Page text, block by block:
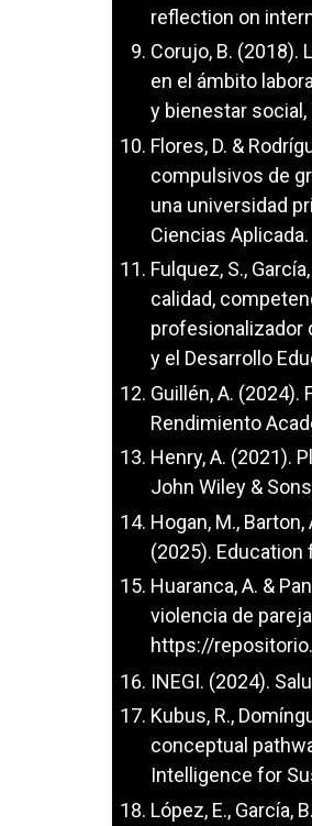
reflection on
Corujo, B. (2018).
en el ámbito
y bienestar social,
Flores, D. &
compulsivos de
una universidad
Ciencias Aplicada.
Fulquez, S.,
calidad,
profesionalizador
y el Desarrollo
Guillén, A. (2024).
Rendimiento
Henry, A. (2021).
John Wiley &
Hogan, M., Barton,
(2025).
Huaranca, A. &
violencia de
https://
INEGI. (2024).
Kubus, R.,
conceptual
Intelligence for
López, E., García,